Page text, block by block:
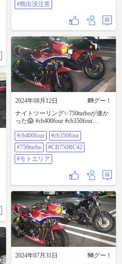
#熊出没注意
2024年08月12日 89グー！
ナイトツーリング✨750turboが速か
った😱 #cb400four #cb350four
#cb400four
#cb350four
#750turbo
#CB750RC42
#モトエリア
2024年07月31日 98グー！